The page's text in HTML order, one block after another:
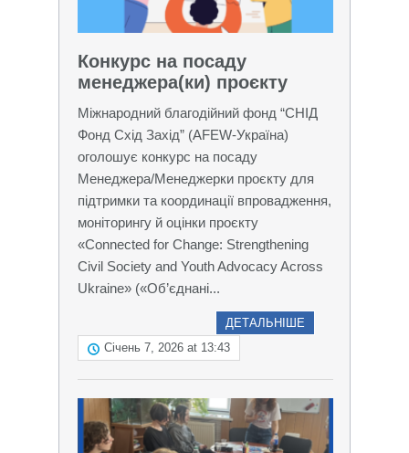
Конкурс на посаду
менеджера(ки) проєкту
Міжнародний благодійний фонд “СНІД
Фонд Схід Захід” (AFEW-Україна)
оголошує конкурс на посаду
Менеджера/Менеджерки проєкту для
підтримки та координації впровадження,
моніторингу й оцінки проєкту
«Connected for Change: Strengthening
Civil Society and Youth Advocacy Across
Ukraine» («Об’єднані...
ДЕТАЛЬНІШЕ
Січень 7, 2026 at 13:43